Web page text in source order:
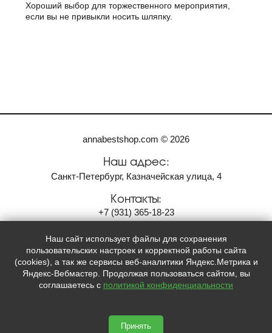
Хороший выбор для торжественного мероприятия,
если вы не привыкли носить шляпку.
annabestshop.com © 2026
Наш адрес:
Санкт-Петербург, Казначейская улица, 4
Контакты:
+7 (931) 365-18-23
Мы в социальных сетях:

Наш сайт использует файлы для сохранения
пользовательских настроек и корректной работы сайта
(cookies), а так же сервисы веб-аналитики Яндекс.Метрика и
Яндекс-Вебмастер. Продолжая пользоваться сайтом, вы
соглашаетесь с политикой конфиденциальности
Принять